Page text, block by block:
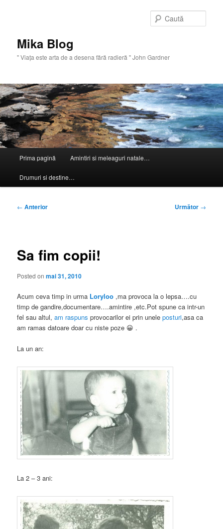
Mika Blog
" Viaţa este arta de a desena fără radieră " John Gardner
principal
Prima pagină Amintiri si meleaguri natale…
Drumuri si destine…
Navigare
← Anterior Următor →
Sa fim copii!
Posted onmai 31, 2010
Acum ceva timp in urma Loryloo ,ma provoca la o lepsa….cu
timp de gandire,documentare….amintire ,etc.Pot spune ca intr-un
fel sau altul,am raspuns provocarilor ei prin uneleposturi,asa ca
am ramas datoare doar cu niste poze 😀 .
La un an:
La 2 – 3 ani: